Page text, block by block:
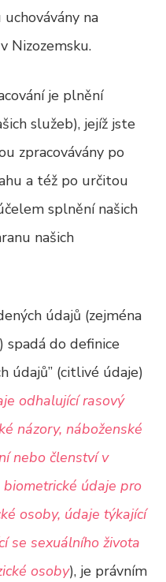
na
Nizozemsku.
je plnění
služeb), jejíž jste
zpracovávány po
a též po určitou
splnění našich
našich
údajů (zejména
spadá do definice
údajů” (citlivé údaje)
odhalující rasový
názory, náboženské
nebo členství v
údaje pro
osoby, údaje týkající
se sexuálního života
osoby), je právním